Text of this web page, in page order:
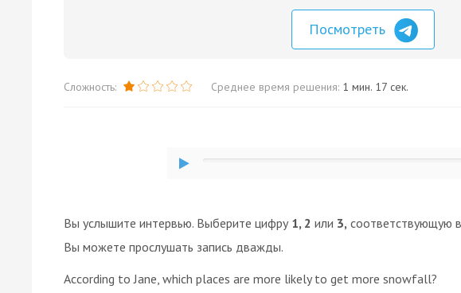
Посмотреть
Сложность: Среднее время решения: 1 мин. 17 сек.
Вы услышите интервью. Выберите цифру 1, 2 или 3, соответствующую
Вы можете прослушать запись дважды.
According to Jane, which places are more likely to get more snowfall?